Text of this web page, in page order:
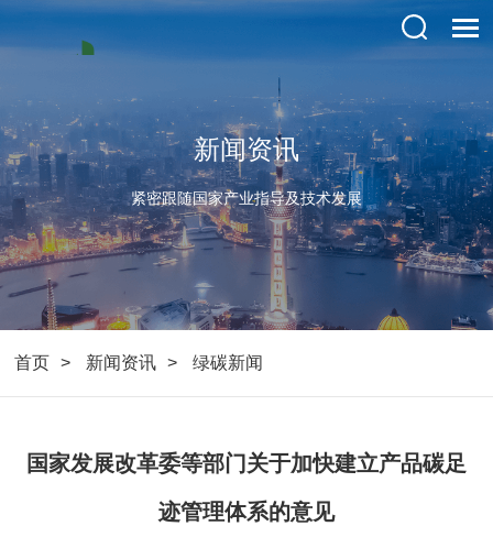
新闻资讯
紧密跟随国家产业指导及技术发展
首页 新闻资讯 绿碳新闻
国家发展改革委等部门关于加快建立产品碳足
迹管理体系的意见